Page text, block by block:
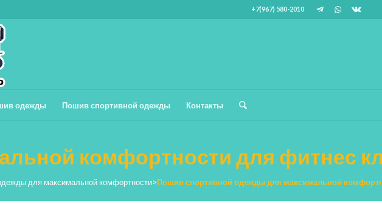
+7(967) 580-2010
одежды Пошив спортивной одежды Контакты
комфортности для фитнес
для максимальной комфортности>Пошив спортивной одежды для максимальной